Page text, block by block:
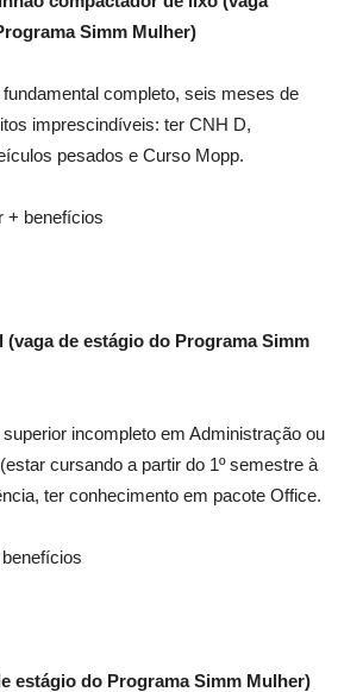
Simm Mulher)
completo, seis meses de
imprescindíveis: ter CNH D,
pesados e Curso Mopp.
+ benefícios
de estágio do Programa Simm
incompleto em Administração ou
cursando a partir do 1º semestre à
ter conhecimento em pacote Office.
estágio do Programa Simm Mulher)